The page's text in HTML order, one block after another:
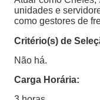
unidades e
como gestores de
Critério(s) de
Não há.
Carga Horária: